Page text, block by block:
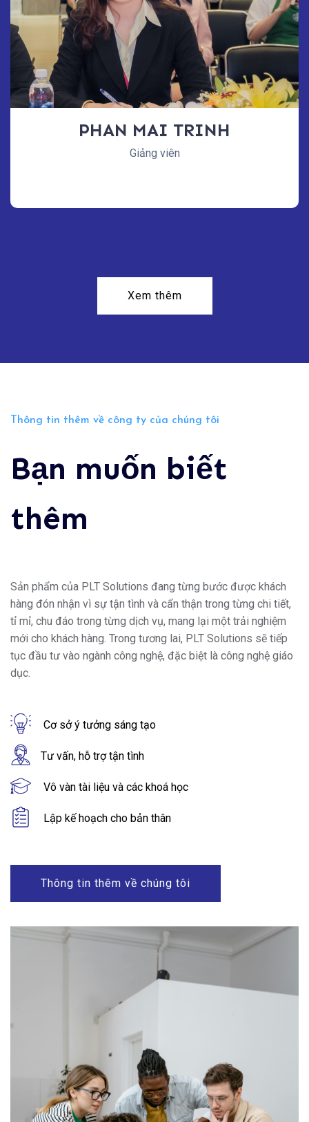
PHAN MAI TRINH
Giảng viên
Xem thêm
Thông tin thêm về công ty của chúng tôi
Bạn muốn biết
thêm
Sản phẩm của PLT Solutions đang từng bước được khách
hàng đón nhận vì sự tận tình và cẩn thận trong từng chi tiết,
tỉ mỉ, chu đáo trong từng dịch vụ, mang lại một trải nghiệm
mới cho khách hàng. Trong tương lai, PLT Solutions sẽ tiếp
tục đầu tư vào ngành công nghệ, đặc biệt là công nghệ giáo
dục.
Cơ sở ý tưởng sáng tạo
Tư vấn, hỗ trợ tận tình
Vô vàn tài liệu và các khoá học
Lập kế hoạch cho bản thân
Thông tin thêm về chúng tôi